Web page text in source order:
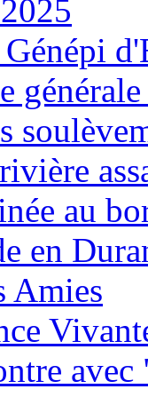
au
en
Amies